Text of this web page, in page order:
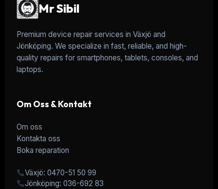
Mr Sibil
Premium device repair services in Växjö and
Jönköping. We specialize in fast, reliable, and high-
quality repairs for smartphones, tablets, consoles, and
laptops.
Om Oss & Kontakt
Om oss
Kontakta oss
Boka reparation
Växjö: 0470-51 50 99
Jönköping: 036-692 83